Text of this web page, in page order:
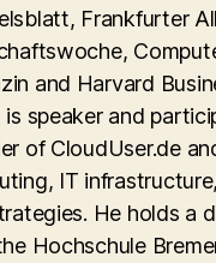
Frankfurter
and Harvard
is speaker and
of CloudUser.de
IT
He holds a
Hochschule